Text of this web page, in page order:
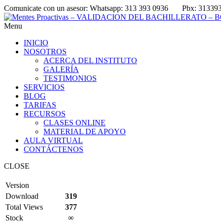
Comunicate con un asesor: Whatsapp: 313 393 0936 Pbx:
Menu
INICIO
NOSOTROS
ACERCA DEL INSTITUTO
GALERÍA
TESTIMONIOS
SERVICIOS
BLOG
TARIFAS
RECURSOS
CLASES ONLINE
MATERIAL DE APOYO
AULA VIRTUAL
CONTÁCTENOS
CLOSE
Version
Download
319
Total Views
377
Stock
∞